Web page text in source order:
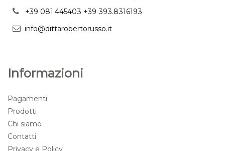
+39 081.445403 +39 393.8316193
info@dittarobertorusso.it
Informazioni
Pagamenti
Prodotti
Chi siamo
Contatti
Privacy e Policy